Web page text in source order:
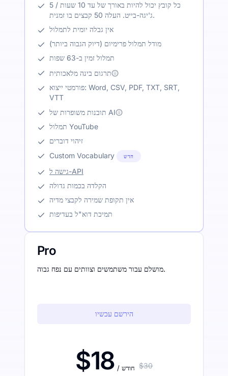
כל קובץ יכול להיות באורך של עד 10 שעות / 5
ג'יגה-בייט. העלה 50 קבצים בו זמנית.
אין גבלה יומית לתמלול
מודל תמלול פרימיום (דיוק הגבוה ביותר)
תמלול זמין ב-63 שפות
תרגום בינה מלאכותית
פורמטי ייצוא: Word, CSV, PDF, TXT, SRT,
VTT
תובנות משופרות של AI
תמלול YouTube
זיהוי דוברים
Custom Vocabulary
חדש
גישה ל-API
הקלדה בכמות גדולה
אין תקופת שמירה לקבצי מדיה
תמיכת דוא"ל בעדיפות
Pro
מושלם עבור משתמשים וצוותים עם נפח גבוה.
הירשם עכשיו
$18 / חודש $30